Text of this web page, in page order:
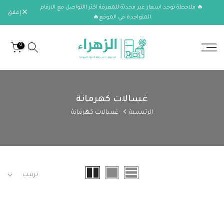
الانتقال🔥 ملاحظة توجد اسعار غير محدثة للمعرفة اكثر االتواصل مع الارقام
المتواجدة في الموقع🔥
إغلاق
0
غسالات كهرمانة
الرئيسية غسالات كهرمانة
ترتيب